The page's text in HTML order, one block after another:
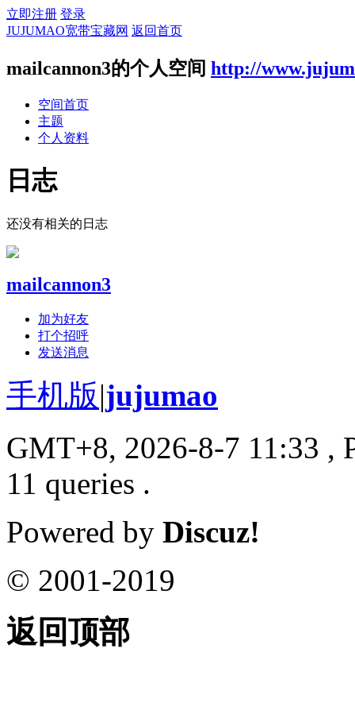
立即注册 登录
JUJUMAO宽带宝藏网 返回首页
mailcannon3的个人空间 http://
空间首页
主题
个人资料
日志
还没有相关的日志
mailcannon3
加为好友
打个招呼
发送消息
手机版|jujumao
GMT+8, 2026-8-7 11:33 ,
11 queries .
Powered by Discuz!
© 2001-2019
返回顶部